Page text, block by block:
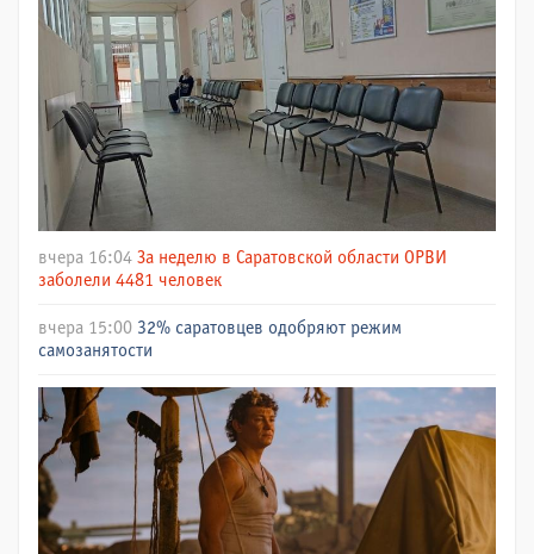
вчера 16:04 За неделю в Саратовской области ОРВИ
заболели 4481 человек
вчера 15:00 32% саратовцев одобряют режим
самозанятости